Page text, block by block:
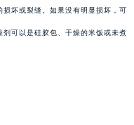
坏或裂缝。如果没有明显损坏，可
可以是硅胶包、干燥的米饭或未煮